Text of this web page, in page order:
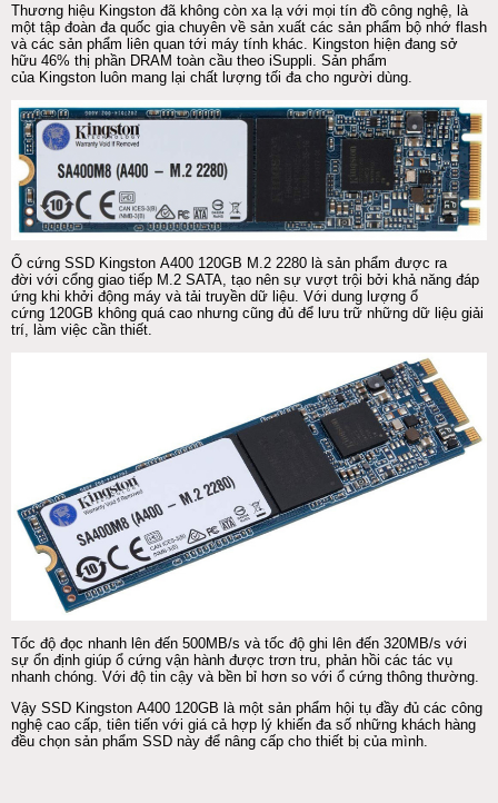
Thương hiệu Kingston đã không còn xa lạ với mọi tín đồ công nghệ, là
một tập đoàn đa quốc gia chuyên về sản xuất các sản phẩm bộ nhớ flash
và các sản phẩm liên quan tới máy tính khác.
Kingston hiện đang sở
hữu 46% thị phần DRAM toàn cầu theo iSuppli. Sản phẩm
của Kingston luôn mang lại chất lượng tối đa cho người dùng.
Ổ cứng SSD Kingston A400 120GB M.2 2280 là sản phẩm được ra
đời với cổng giao tiếp M.2 SATA, tạo nên sự vượt trội bởi khả năng đáp
ứng khi khởi động máy và tải truyền dữ liệu. Với dung lượng ổ
cứng 120GB không quá cao nhưng cũng đủ để lưu trữ những dữ liệu giải
trí, làm việc cần thiết.
Tốc độ đọc nhanh lên đến 500MB/s và tốc độ ghi lên đến 320MB/s với
sự ổn định giúp ổ cứng vận hành được trơn tru, phản hồi các tác vụ
nhanh chóng. Với độ tin cậy và bền bỉ hơn so với ổ cứng thông thường.
Vậy SSD Kingston A400 120GB là một sản phẩm hội tụ đầy đủ các công
nghệ cao cấp, tiên tiến với giá cả hợp lý khiến đa số những khách hàng
đều chọn sản phẩm SSD này để nâng cấp cho thiết bị của mình.